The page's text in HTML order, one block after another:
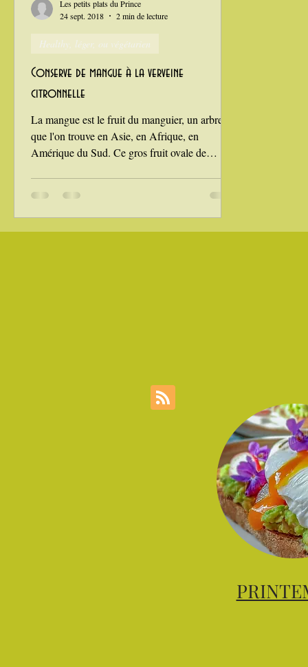
Conserve de mangue à la verveine
citronnelle
La mangue est le fruit du manguier, un arbre
que l'on trouve en Asie, en Afrique, en
Amérique du Sud. Ce gros fruit ovale de
Healthy, léger, ou végétarien
Les petits plats du Prince
24 sept. 2018
2 min de lecture